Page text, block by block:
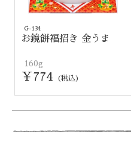
G-134
お鏡餅福招き 金うま
160g
￥774 (税込)